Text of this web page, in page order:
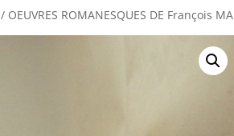
/ OEUVRES ROMANESQUES DE François